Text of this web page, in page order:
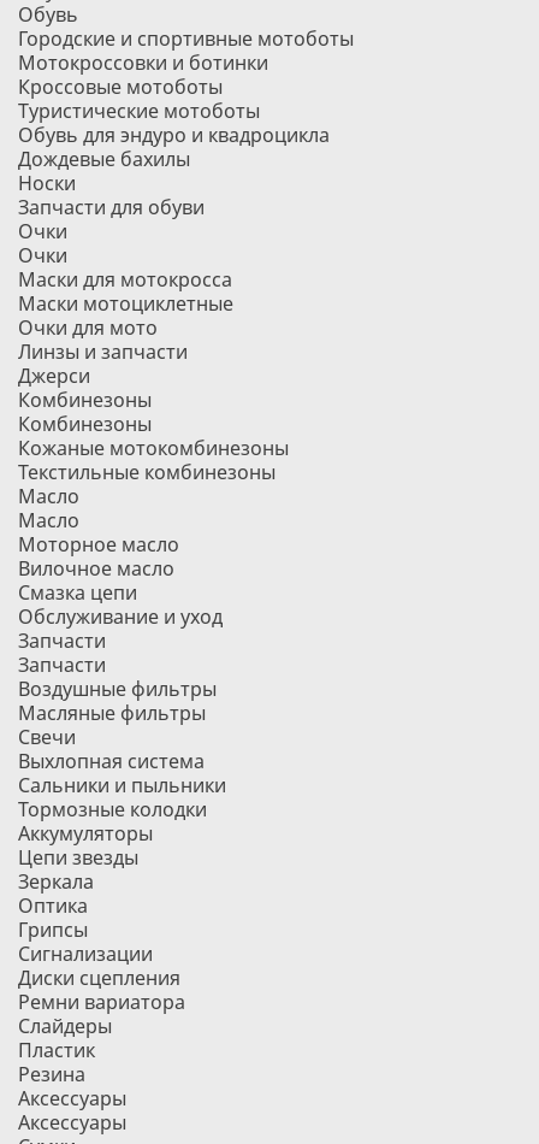
Обувь
Городские и спортивные мотоботы
Мотокроссовки и ботинки
Кроссовые мотоботы
Туристические мотоботы
Обувь для эндуро и квадроцикла
Дождевые бахилы
Носки
Запчасти для обуви
Очки
Очки
Маски для мотокросса
Маски мотоциклетные
Очки для мото
Линзы и запчасти
Джерси
Комбинезоны
Комбинезоны
Кожаные мотокомбинезоны
Текстильные комбинезоны
Масло
Масло
Моторное масло
Вилочное масло
Смазка цепи
Обслуживание и уход
Запчасти
Запчасти
Воздушные фильтры
Масляные фильтры
Свечи
Выхлопная система
Сальники и пыльники
Тормозные колодки
Аккумуляторы
Цепи звезды
Зеркала
Оптика
Грипсы
Сигнализации
Диски сцепления
Ремни вариатора
Слайдеры
Пластик
Резина
Аксессуары
Аксессуары